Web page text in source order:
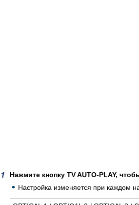
Нажмите кнопку TV AUTO-PLAY,
Настройка изменяется при каждом